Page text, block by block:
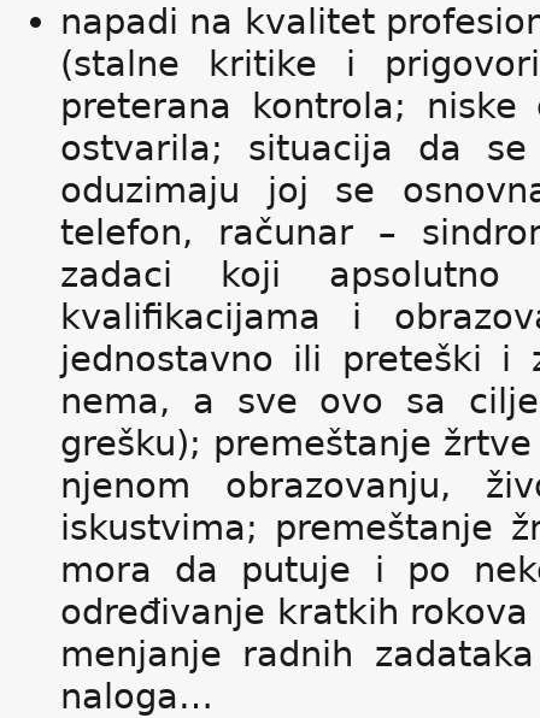
napadi na kvalitet
(stalne kritike i
preterana kontrola;
ostvarila; situacija da
oduzimaju joj se
telefon, računar –
zadaci koji apsolutno
kvalifikacijama i
jednostavno ili preteški i
nema, a sve ovo sa
grešku); premeštanje
njenom obrazovanju,
iskustvima; premeštanje
mora da putuje i po
određivanje kratkih
menjanje radnih
naloga…